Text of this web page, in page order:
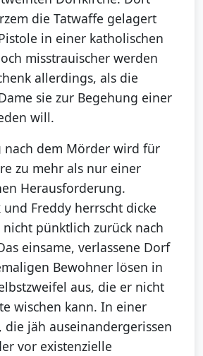
die Tatwaffe gelagert
in einer katholischen
misstrauischer werden
allerdings, als die
sie zur Begehung einer
will.
nach dem Mörder wird für
zu mehr als nur einer
Herausforderung.
und Freddy herrscht dicke
pünktlich zurück nach
einsame, verlassene Dorf
Bewohner lösen in
aus, die er nicht
wischen kann. In einer
die jäh auseinandergerissen
vor existenzielle